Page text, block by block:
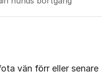
vän förr eller senare